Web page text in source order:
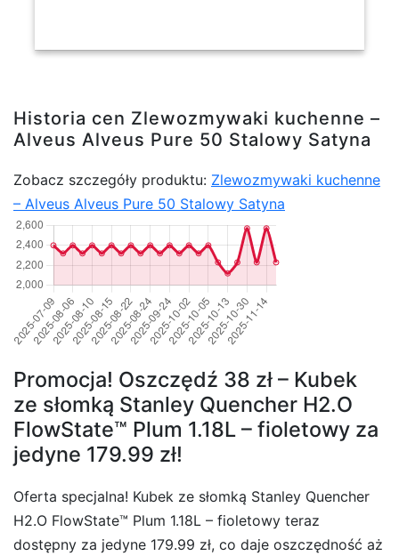
Historia cen Zlewozmywaki kuchenne –
Alveus Alveus Pure 50 Stalowy Satyna
Zobacz szczegóły produktu: Zlewozmywaki kuchenne
– Alveus Alveus Pure 50 Stalowy Satyna
Promocja! Oszczędź 38 zł – Kubek
ze słomką Stanley Quencher H2.O
FlowState™ Plum 1.18L – fioletowy za
jedyne 179.99 zł!
Oferta specjalna! Kubek ze słomką Stanley Quencher
H2.O FlowState™ Plum 1.18L – fioletowy teraz
dostępny za jedyne 179.99 zł, co daje oszczędność aż